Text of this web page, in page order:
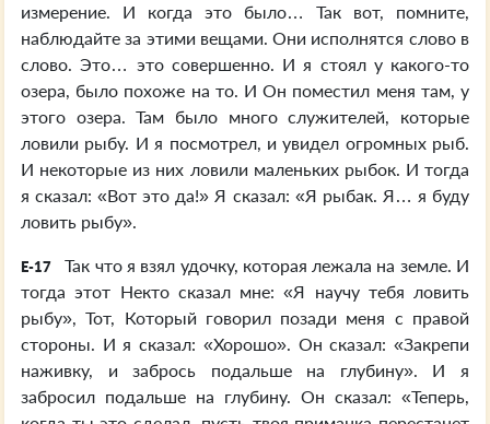
измерение. И когда это было… Так вот, помните,
наблюдайте за этими вещами. Они исполнятся слово в
слово. Это… это совершенно. И я стоял у какого-то
озера, было похоже на то. И Он поместил меня там, у
этого озера. Там было много служителей, которые
ловили рыбу. И я посмотрел, и увидел огромных рыб.
И некоторые из них ловили маленьких рыбок. И тогда
я сказал: «Вот это да!» Я сказал: «Я рыбак. Я… я буду
ловить рыбу».
E-17
Так что я взял удочку, которая лежала на земле. И
тогда этот Некто сказал мне: «Я научу тебя ловить
рыбу», Тот, Который говорил позади меня с правой
стороны. И я сказал: «Хорошо». Он сказал: «Закрепи
наживку, и забрось подальше на глубину». И я
забросил подальше на глубину. Он сказал: «Теперь,